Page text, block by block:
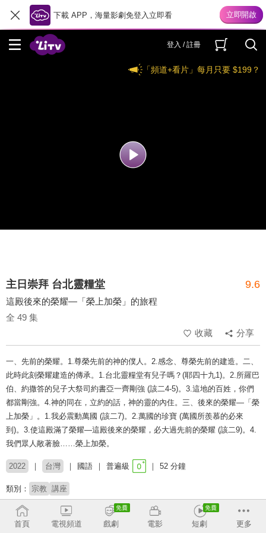
下載 APP，海量影劇免登入立即看
登入 / 註冊
「頻道+看片」每月只要 $199？
主日崇拜 台北靈糧堂 9.6
這殿後來的榮耀—「榮上加榮」的旅程
全 49 集
收藏
分享
一、先前的榮耀。1.尊榮先前的神的僕人。2.感念、尊榮先前的建造。二、
此時此刻榮耀建造的傳承。1.台北靈糧堂有兒子嗎？(耶四十九1)。2.所羅巴
伯、約撒答的兒子大祭司約書亞一齊剛強 (該二4-5)。3.這地的百姓，你們
都當剛強。4.神的同在，立約的話，神的靈的內住。三、後來的榮耀—「榮
上加榮」。1.我必震動萬國 (該二7)。2.萬國的珍寶 (萬國所羨慕的必來
到)。3.使這殿滿了榮耀—這殿後來的榮耀，必大過先前的榮耀 (該二9)。4.
我們眾人敞著臉……榮上加榮。
2022 台灣 國語 普遍級 52 分鐘
類別： 宗教 講座
講員：
周神助牧師
首頁
電視頻道 戲劇 電影 短劇 更多